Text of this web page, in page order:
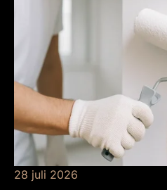
28 juli 2026